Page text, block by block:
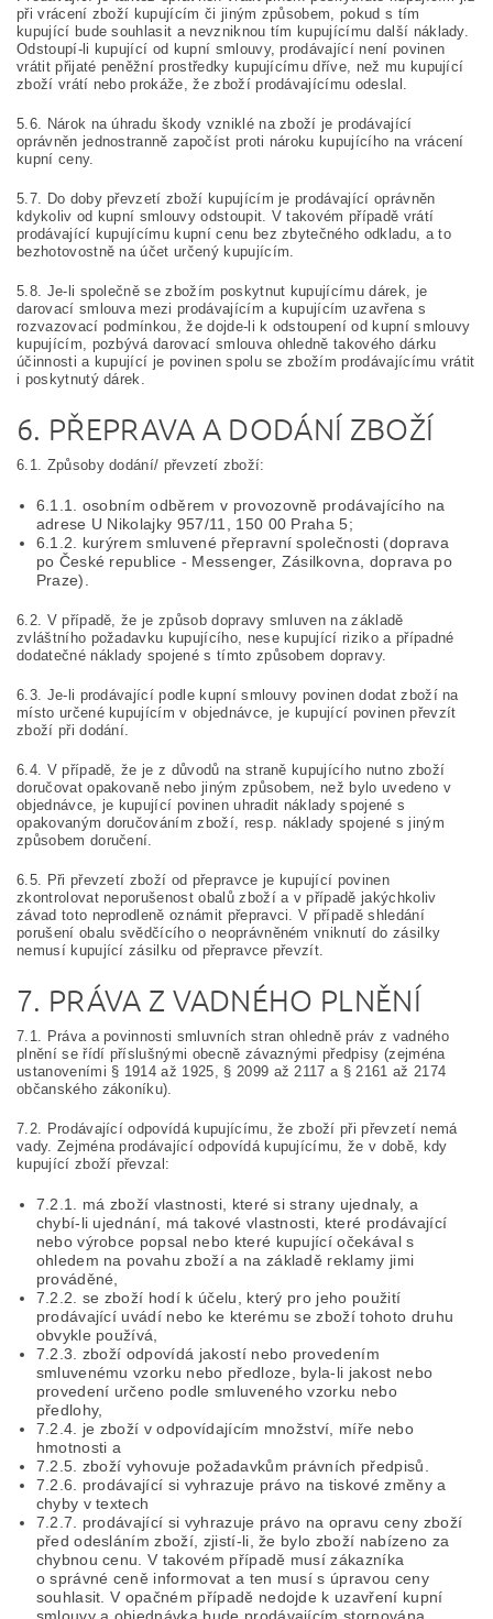
při vrácení zboží kupujícím či jiným způsobem, pokud s tím
kupující bude souhlasit a nevzniknou tím kupujícímu další náklady.
Odstoupí-li kupující od kupní smlouvy, prodávající není povinen
vrátit přijaté peněžní prostředky kupujícímu dříve, než mu kupující
zboží vrátí nebo prokáže, že zboží prodávajícímu odeslal.
5.6. Nárok na úhradu škody vzniklé na zboží je prodávající
oprávněn jednostranně započíst proti nároku kupujícího na vrácení
kupní ceny.
5.7. Do doby převzetí zboží kupujícím je prodávající oprávněn
kdykoliv od kupní smlouvy odstoupit. V takovém případě vrátí
prodávající kupujícímu kupní cenu bez zbytečného odkladu, a to
bezhotovostně na účet určený kupujícím.
5.8. Je-li společně se zbožím poskytnut kupujícímu dárek, je
darovací smlouva mezi prodávajícím a kupujícím uzavřena s
rozvazovací podmínkou, že dojde-li k odstoupení od kupní smlouvy
kupujícím, pozbývá darovací smlouva ohledně takového dárku
účinnosti a kupující je povinen spolu se zbožím prodávajícímu vrátit
i poskytnutý dárek.
6. PŘEPRAVA A DODÁNÍ ZBOŽÍ
6.1. Způsoby dodání/ převzetí zboží:
6.1.1. osobním odběrem v provozovně prodávajícího na
adrese U Nikolajky 957/11, 150 00 Praha 5;
6.1.2. kurýrem smluvené přepravní společnosti (doprava
po České republice - Messenger, Zásilkovna, doprava po
Praze).
6.2. V případě, že je způsob dopravy smluven na základě
zvláštního požadavku kupujícího, nese kupující riziko a případné
dodatečné náklady spojené s tímto způsobem dopravy.
6.3. Je-li prodávající podle kupní smlouvy povinen dodat zboží na
místo určené kupujícím v objednávce, je kupující povinen převzít
zboží při dodání.
6.4. V případě, že je z důvodů na straně kupujícího nutno zboží
doručovat opakovaně nebo jiným způsobem, než bylo uvedeno v
objednávce, je kupující povinen uhradit náklady spojené s
opakovaným doručováním zboží, resp. náklady spojené s jiným
způsobem doručení.
6.5. Při převzetí zboží od přepravce je kupující povinen
zkontrolovat neporušenost obalů zboží a v případě jakýchkoliv
závad toto neprodleně oznámit přepravci. V případě shledání
porušení obalu svědčícího o neoprávněném vniknutí do zásilky
nemusí kupující zásilku od přepravce převzít.
7. PRÁVA Z VADNÉHO PLNĚNÍ
7.1. Práva a povinnosti smluvních stran ohledně práv z vadného
plnění se řídí příslušnými obecně závaznými předpisy (zejména
ustanoveními § 1914 až 1925, § 2099 až 2117 a § 2161 až 2174
občanského zákoníku).
7.2. Prodávající odpovídá kupujícímu, že zboží při převzetí nemá
vady. Zejména prodávající odpovídá kupujícímu, že v době, kdy
kupující zboží převzal:
7.2.1. má zboží vlastnosti, které si strany ujednaly, a
chybí-li ujednání, má takové vlastnosti, které prodávající
nebo výrobce popsal nebo které kupující očekával s
ohledem na povahu zboží a na základě reklamy jimi
prováděné,
7.2.2. se zboží hodí k účelu, který pro jeho použití
prodávající uvádí nebo ke kterému se zboží tohoto druhu
obvykle používá,
7.2.3. zboží odpovídá jakostí nebo provedením
smluvenému vzorku nebo předloze, byla-li jakost nebo
provedení určeno podle smluveného vzorku nebo
předlohy,
7.2.4. je zboží v odpovídajícím množství, míře nebo
hmotnosti a
7.2.5. zboží vyhovuje požadavkům právních předpisů.
7.2.6. prodávající si vyhrazuje právo na tiskové změny a
chyby v textech
7.2.7. prodávající si vyhrazuje právo na opravu ceny zboží
před odesláním zboží, zjistí-li, že bylo zboží nabízeno za
chybnou cenu. V takovém případě musí zákazníka
o správné ceně informovat a ten musí s úpravou ceny
souhlasit. V opačném případě nedojde k uzavření kupní